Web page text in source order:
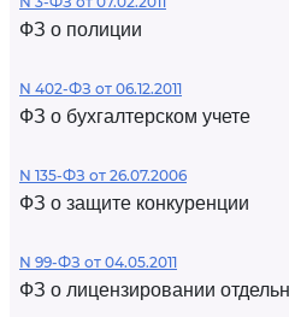
ФЗ о полиции
N 402-ФЗ от 06.12.2011
ФЗ о бухгалтерском учете
N 135-ФЗ от 26.07.2006
ФЗ о защите конкуренции
N 99-ФЗ от 04.05.2011
ФЗ о лицензировании